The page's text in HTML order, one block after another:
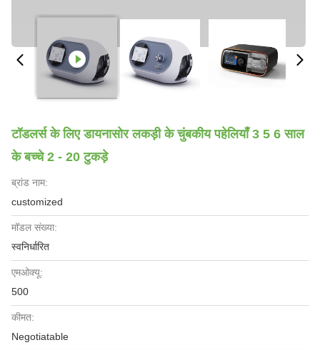
टॉडलर्स के लिए डायनासोर लकड़ी के चुंबकीय पहेलियाँ 3 5 6 साल
के बच्चे 2 - 20 टुकड़े
ब्रांड नाम:
customized
मॉडल संख्या:
स्वनिर्धारित
एमओक्यू:
500
कीमत:
Negotiatable